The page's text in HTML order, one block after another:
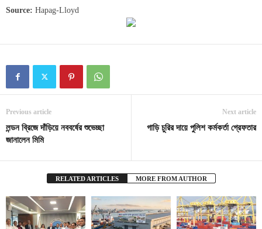
Source: Hapag-Lloyd
Previous article
লন্ডন ব্রিজে দাঁড়িয়ে নববর্ষের শুভেচ্ছা
জানালেন মিমি
Next article
গাড়ি চুরির দায়ে পুলিশ কর্মকর্তা গ্রেফতার
RELATED ARTICLES MORE FROM AUTHOR